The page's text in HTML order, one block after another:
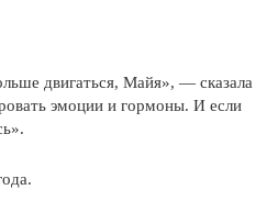
двигаться, Майя», — сказала
эмоции и гормоны. И если